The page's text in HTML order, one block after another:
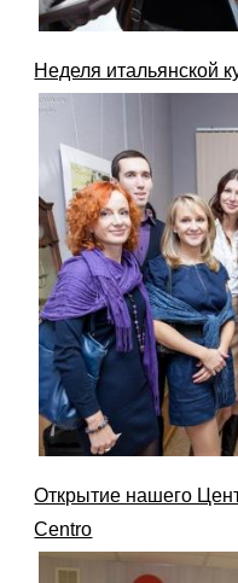
Неделя итальянской
Открытие нашего
Centro